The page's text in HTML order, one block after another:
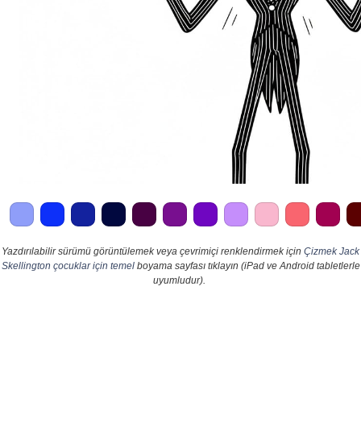
Yazdırılabilir sürümü görüntülemek veya çevrimiçi renklendirmek için Çizmek Jack
Skellington çocuklar için temelboyama sayfası tıklayın (iPad ve Android tabletlerle
uyumludur).